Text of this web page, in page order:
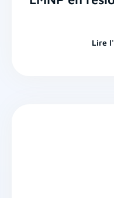
Lire